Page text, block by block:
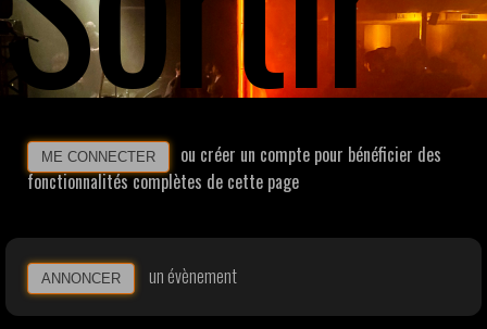
ME CONNECTER
ou créer un compte pour bénéficier des
fonctionnalités complètes de cette page
ANNONCER un évènement